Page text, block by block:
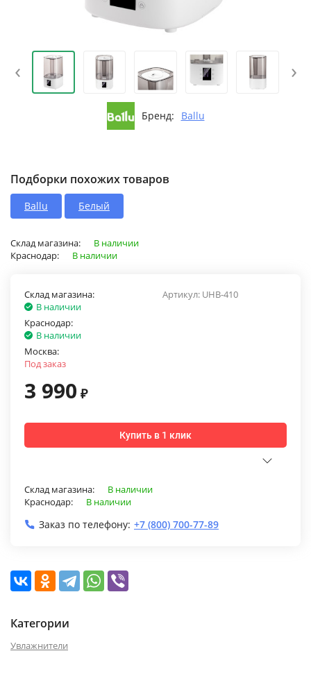
‹ ›
Бренд: Ballu
Подборки похожих товаров
Ballu Белый
Склад магазина:
В наличии
Краснодар:
В наличии
Артикул: UHB-410
Склад магазина:
В наличии
Краснодар:
В наличии
Москва:
Под заказ
3 990 ₽
Купить в 1 клик
Склад магазина:
В наличии
Краснодар:
В наличии
Заказ по телефону: +7 (800) 700-77-89
Категории
Увлажнители